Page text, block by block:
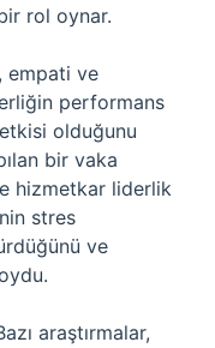
rol oynar.
empati ve
performans
olduğunu
bir vaka
hizmetkar liderlik
stres
ve
araştırmalar,